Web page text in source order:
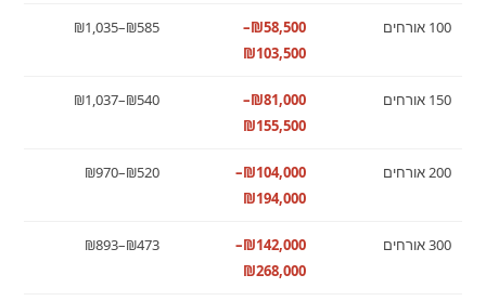
100 אורחים
₪58,500–
₪103,500
₪585–₪1,035
150 אורחים
₪81,000–
₪155,500
₪540–₪1,037
200 אורחים
₪104,000–
₪194,000
₪520–₪970
300 אורחים
₪142,000–
₪268,000
₪473–₪893